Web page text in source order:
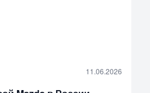
11.06.2026